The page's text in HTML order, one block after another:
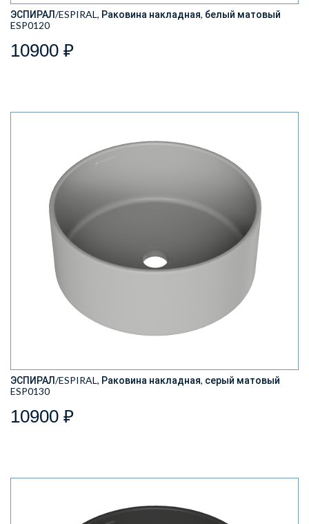
ЭСПИРАЛ/ESPIRAL, Раковина накладная, белый матовый
ESP0120
10900 ₽
ЭСПИРАЛ/ESPIRAL, Раковина накладная, серый матовый
ESP0130
10900 ₽